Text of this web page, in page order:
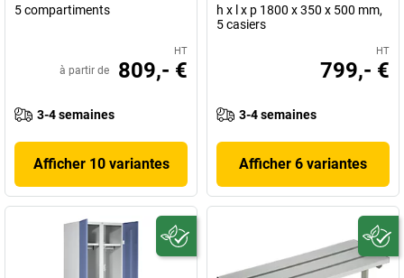
5 compartiments
HT
à partir de 809,- €
3-4 semaines
Afficher 10 variantes
h x l x p 1800 x 350 x 500 mm,
5 casiers
HT
799,- €
3-4 semaines
Afficher 6 variantes